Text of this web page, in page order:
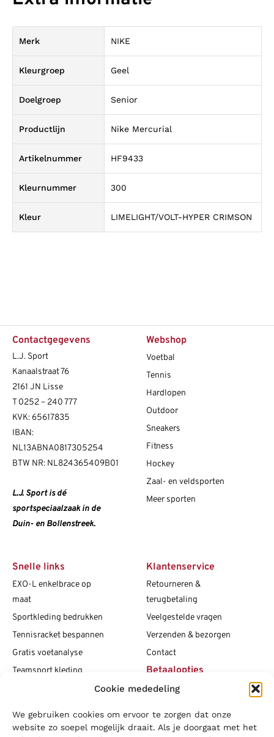
Cookie mededeling
We gebruiken cookies om ervoor te zorgen dat onze
website zo soepel mogelijk draait. Als je doorgaat met het
Merk NIKE
Kleurgroep Geel
Doelgroep Senior
Productlijn Nike Mercurial
Artikelnummer HF9433
Kleurnummer 300
Kleur LIMELIGHT/VOLT-HYPER CRIMSON
Contactgegevens
L.J. Sport
Kanaalstraat 76
2161 JN Lisse
T 0252 – 240 777
KVK: 65617835
IBAN:
NL13ABNA0817305254
BTW NR: NL824365409B01
L.J. Sport is dé
sportspeciaalzaak in de
Duin- en Bollenstreek.
Webshop
Voetbal
Tennis
Hardlopen
Outdoor
Sneakers
Fitness
Hockey
Zaal- en veldsporten
Meer sporten
Snelle links
EXO-L enkelbrace op
maat
Sportkleding bedrukken
Tennisracket bespannen
Gratis voetanalyse
Teamsport kleding
Vacatures
Klantenservice
Retourneren &
terugbetaling
Veelgestelde vragen
Verzenden & bezorgen
Contact
Betaalopties
Social media